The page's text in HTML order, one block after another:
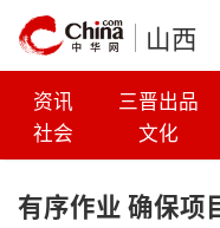
山西
资讯 三晋出品
社会
文化
有序作业 确保项